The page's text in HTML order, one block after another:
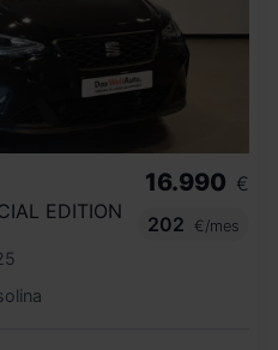
EDITION
16.990 €
202
€/mes